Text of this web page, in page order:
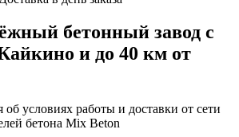
бетонный завод с
и до 40 км от
условиях работы и доставки от сети
бетона Mix Beton